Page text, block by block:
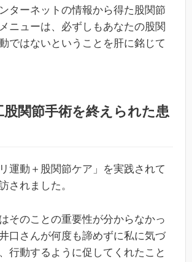
ターネットの情報から得た股関節
ニューは、必ずしもあなたの股関
ではないということを肝に銘じて
股関節手術を終えられた患
運動＋股関節ケア」を実践されて
されました。
そのことの重要性が分からなかっ
口さんが何度も諦めずに私に気づ
行動するように促してくれたこと